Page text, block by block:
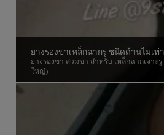
ยางรองขาเหล็กฉากรู ชนิดด้านไม่เท่า
ยางรองขา สวมขา สำหรับ เหล็กฉากเจาะ
ใหญ่)